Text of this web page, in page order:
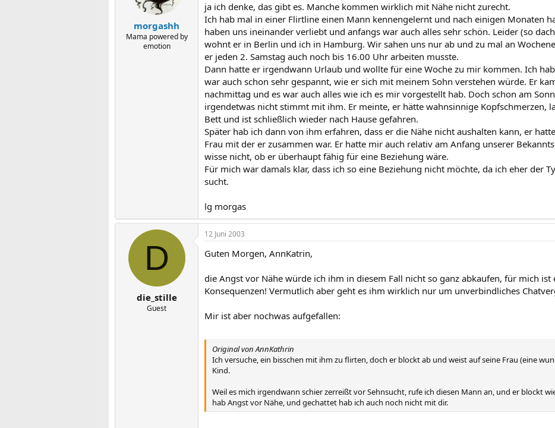
morgashh
Mama powered by
emotion
ja ich denke, das gibt es. Manche kommen wirklich mit Nähe nicht zurecht.
Ich hab mal in einer Flirtline einen Mann kennengelernt und nach einigen Monaten
haben uns ineinander verliebt und anfangs war auch alles sehr schön. Leider (so
wohnt er in Berlin und ich in Hamburg. Wir sahen uns nur ab und zu mal an
er jeden 2. Samstag auch noch bis 16.00 Uhr arbeiten musste.
Dann hatte er irgendwann Urlaub und wollte für eine Woche zu mir kommen. Ich
war auch schon sehr gespannt, wie er sich mit meinem Sohn verstehen würde. Er
nachmittag und es war auch alles wie ich es mir vorgestellt hab. Doch schon am
irgendetwas nicht stimmt mit ihm. Er meinte, er hätte wahnsinnige Kopfschmerzen,
Bett und ist schließlich wieder nach Hause gefahren.
Später hab ich dann von ihm erfahren, dass er die Nähe nicht aushalten kann, er
Frau mit der er zusammen war. Er hatte mir auch relativ am Anfang unserer
wisse nicht, ob er überhaupt fähig für eine Beziehung wäre.
Für mich war damals klar, dass ich so eine Beziehung nicht möchte, da ich eher der
sucht.
lg morgas
D
die_stille
Guest
12 Juni 2003
Guten Morgen, AnnKatrin,
die Angst vor Nähe würde ich ihm in diesem Fall nicht so ganz abkaufen, für mich ist
Konsequenzen! Vermutlich aber geht es ihm wirklich nur um unverbindliches
Mir ist aber nochwas aufgefallen:
Original von AnnKathrin
Ich versuche, ein bisschen mit ihm zu flirten, doch er blockt ab und weist auf seine Frau (eine
Kind.
Weil es mich irgendwann schier zerreißt vor Sehnsucht, rufe ich diesen Mann an, und er blockt
hab Angst vor Nähe, und gechattet hab ich auch noch nicht mit dir.